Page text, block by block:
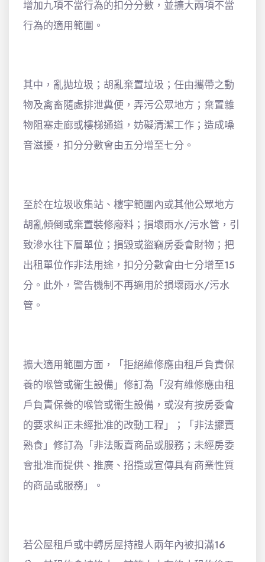
增加九項不當行為的扣分分數，並擴大兩項不當
行為的適用範圍。
其中，亂拋垃圾；胡亂棄置垃圾；任由攜帶之動
物及禽畜隨處排泄糞便，弄污公眾地方；棄置雜
物阻塞走廊或樓梯通道，妨礙清潔工作；造成噪
音滋擾，扣分分數會由五分增至七分。
至於在垃圾收集站、樓宇範圍內或其他公眾地方
胡亂傾倒或棄置裝修廢料；損壞雨水/污水管，引
致滲水往下層單位；損毀或盜竊房委會財物；把
出租單位作非法用途，扣分分數會由七分增至15
分。此外，警告機制不再適用於損壞雨水/污水
管。
擴大適用範圍方面，「拒絕維修應由租戶負責保
養的喉管或衞生設備」修訂為「沒有維修應由租
戶負責保養的喉管或衞生設備，或沒有按房委會
的要求糾正未經批准的改動工程」；「非法擺賣
熟食」修訂為「非法販賣商品或服務；未經房委
會批准而提供、推廣、招攬或宣傳具有商業性質
的商品或服務」。
若公屋租戶或中轉房屋持證人兩年內被扣滿16